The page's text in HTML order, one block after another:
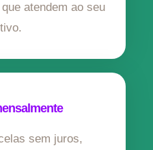
atendem ao seu
sem juros,